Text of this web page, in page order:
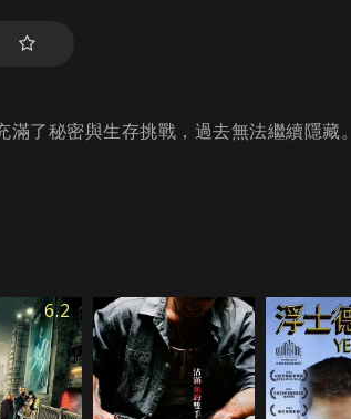
了秘密與生存挑戰，過去無法繼續隱藏。
6.2